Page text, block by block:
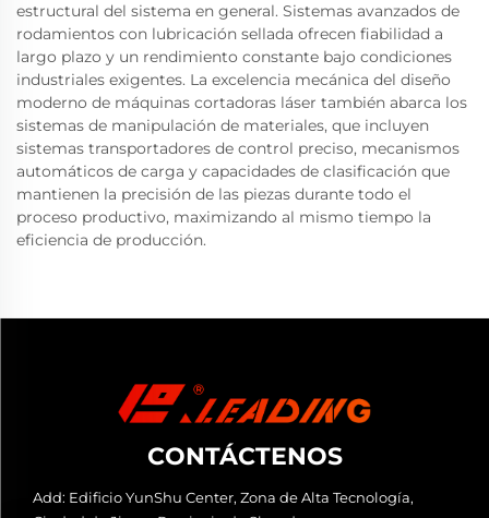
estructural del sistema en general. Sistemas avanzados de
rodamientos con lubricación sellada ofrecen fiabilidad a
largo plazo y un rendimiento constante bajo condiciones
industriales exigentes. La excelencia mecánica del diseño
moderno de máquinas cortadoras láser también abarca los
sistemas de manipulación de materiales, que incluyen
sistemas transportadores de control preciso, mecanismos
automáticos de carga y capacidades de clasificación que
mantienen la precisión de las piezas durante todo el
proceso productivo, maximizando al mismo tiempo la
eficiencia de producción.
CONTÁCTENOS
Add: Edificio YunShu Center, Zona de Alta Tecnología,